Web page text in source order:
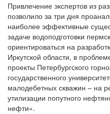
Привлечение экспертов из
позволило за три дня
наиболее эффективные
задаче водоподготовки
ориентироваться на
Иркутской области, в
проекты Петербургского
государственного
малодебетных скважин – на
утилизации попутного
нефти».